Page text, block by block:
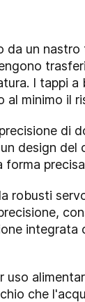
da un
I tappi
minimo il
di
design
robusti
uso
che